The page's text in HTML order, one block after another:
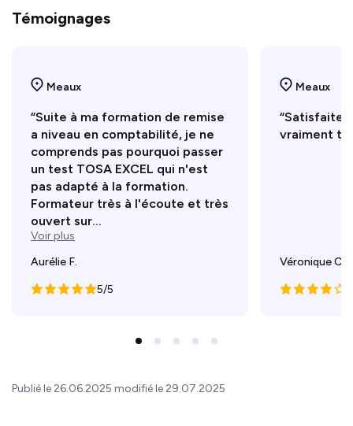
Témoignages
Meaux
“Suite à ma formation de remise
a niveau en comptabilité, je ne
comprends pas pourquoi passer
un test TOSA EXCEL qui n'est
pas adapté à la formation.
Formateur très à l'écoute et très
ouvert sur...
Voir plus
Aurélie F.
5/5
Meaux
“Satisfaite
vraiment
Véronique C.
Publié le 26.06.2025 modifié le 29.07.2025